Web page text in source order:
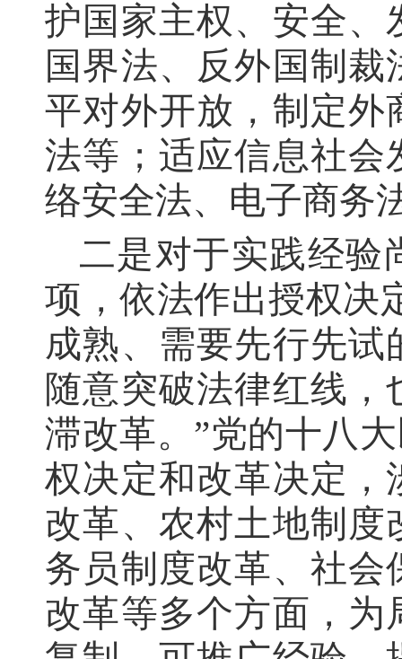
护国家主权、安全、
国界法、反外国制
平对外开放，制定外
法等；适应信息社
络安全法、电子商务
二是对于实践经验
项，依法作出授权决
成熟、需要先行先
随意突破法律红线
滞改革。”党的十八
权决定和改革决定，
改革、农村土地制
务员制度改革、社
改革等多个方面，